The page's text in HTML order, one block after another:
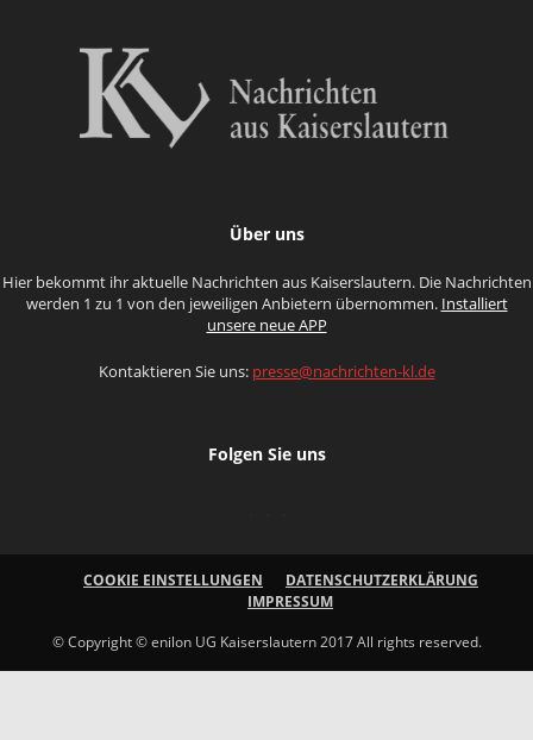
Über uns
Hier bekommt ihr aktuelle Nachrichten aus Kaiserslautern. Die Nachrichten
werden 1 zu 1 von den jeweiligen Anbietern übernommen. Installiert
unsere neue APP
Kontaktieren Sie uns: presse@nachrichten-kl.de
Folgen Sie uns
COOKIE EINSTELLUNGEN
DATENSCHUTZERKLÄRUNG
IMPRESSUM
© Copyright © enilon UG Kaiserslautern 2017 All rights reserved.